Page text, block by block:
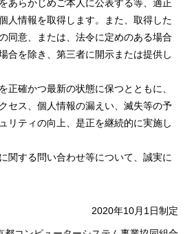
あらかじめご本人に公表する等、適正
人情報を取得します。また、取得した
同意、または、法令に定めのある場合
合を除き、第三者に開示または提供し
正確かつ最新の状態に保つとともに、
セス、個人情報の漏えい、滅失等の予
リティの向上、是正を継続的に実施し
関する問い合わせ等について、誠実に
2020年10月1日制定